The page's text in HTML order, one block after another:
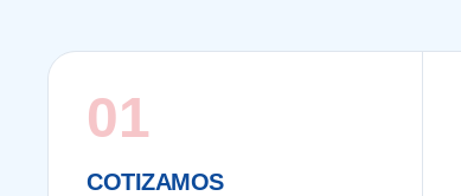
01
COTIZAMOS